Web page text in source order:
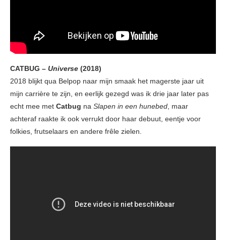
CATBUG – Universe (2018)
2018 blijkt qua Belpop naar mijn smaak het magerste jaar uit
mijn carrière te zijn, en eerlijk gezegd was ik drie jaar later pas
echt mee met Catbug na Slapen in een hunebed , maar
achteraf raakte ik ook verrukt door haar debuut, eentje voor
folkies, frutselaars en andere frêle zielen.